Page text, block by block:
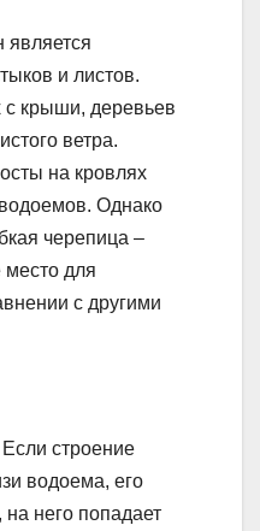
является
и листов.
крыши, деревьев
ветра.
на кровлях
Однако
черепица –
место для
с другими
строение
водоема, его
него попадает